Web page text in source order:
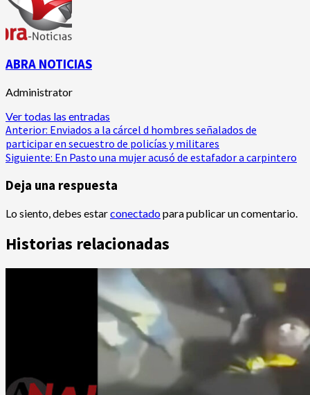
ABRA NOTICIAS
Administrator
Ver todas las entradas
Navegación
de
entradas
Anterior: Enviados a la cárcel d hombres señalados de
participar en secuestro de policías y militares
Siguiente: En Pasto una mujer acusó de estafador a carpintero
Deja una respuesta
Lo siento, debes estarconectadopara publicar un comentario.
Historias relacionadas